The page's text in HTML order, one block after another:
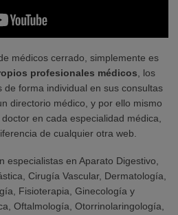
médicos cerrado, simplemente es
profesionales médicos , los
de forma individual en sus consultas
directorio médico, y por ello mismo
en cada especialidad médica,
de cualquier otra web.
especialistas en Aparato Digestivo,
Cirugía Vascular, Dermatología,
Fisioterapia, Ginecología y
Oftalmología, Otorrinolaringología,